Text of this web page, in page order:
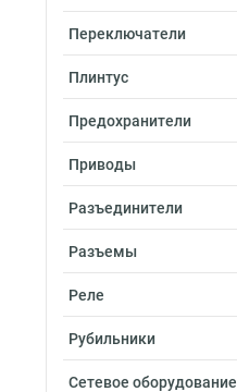
Переключатели
Плинтус
Предохранители
Приводы
Разъединители
Разъемы
Реле
Рубильники
Сетевое оборудование